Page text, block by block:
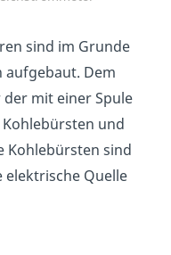
sind im Grunde
aufgebaut. Dem
mit einer Spule
und
Kohlebürsten sind
elektrische Quelle